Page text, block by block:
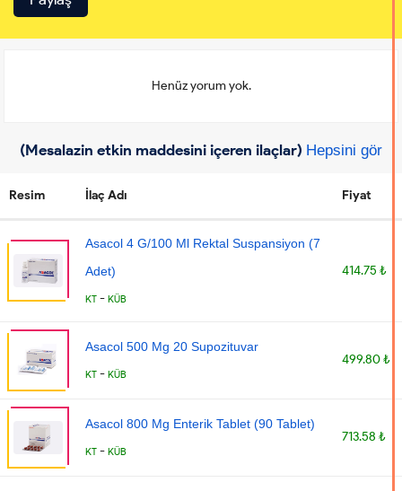
Henüz yorum yok.
(Mesalazin etkin maddesini içeren ilaçlar) Hepsini gör
Resim İlaç Adı Fiyat
Asacol 4 G/100 Ml Rektal Suspansiyon (7
Adet)
KT - KÜB
414.75 ₺
Asacol 500 Mg 20 Supozituvar
KT - KÜB
499.80 ₺
Asacol 800 Mg Enterik Tablet (90 Tablet)
KT - KÜB
713.58 ₺